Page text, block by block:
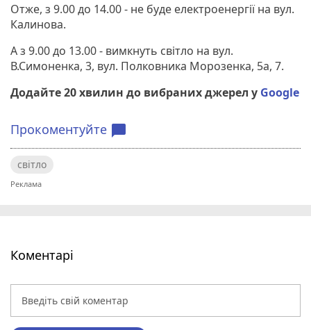
Отже, з 9.00 до 14.00 - не буде електроенергії на вул.
Калинова.
А з 9.00 до 13.00 - вимкнуть світло на вул.
В.Симоненка, 3, вул. Полковника Морозенка, 5а, 7.
Додайте 20 хвилин до вибраних джерел у Google
Прокоментуйте chat_bubble
світло
Коментарі